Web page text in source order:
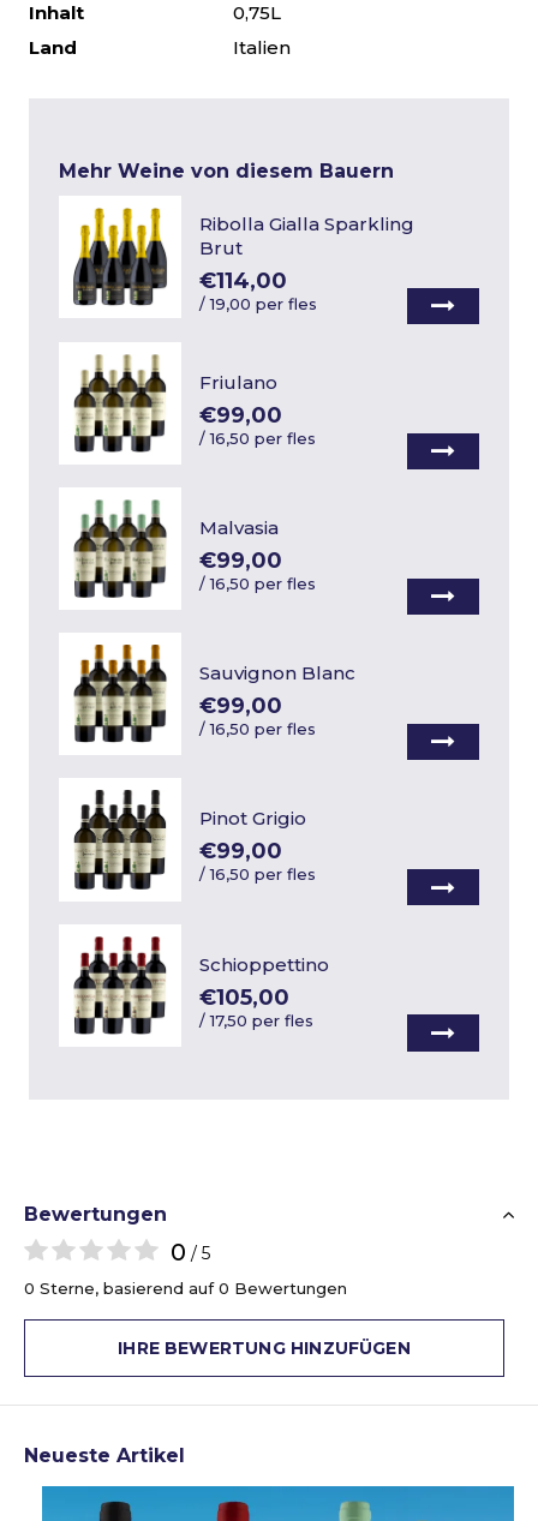
Inhalt
0,75L
Land
Italien
Mehr Weine von diesem Bauern
Ribolla Gialla Sparkling
Brut
€114,00
/19,00 per fles
Friulano
€99,00
/16,50 per fles
Malvasia
€99,00
/16,50 per fles
Sauvignon Blanc
€99,00
/16,50 per fles
Pinot Grigio
€99,00
/16,50 per fles
Schioppettino
€105,00
/17,50 per fles
Bewertungen
0 / 5
0 Sterne, basierend auf 0 Bewertungen
IHRE BEWERTUNG HINZUFÜGEN
Neueste Artikel